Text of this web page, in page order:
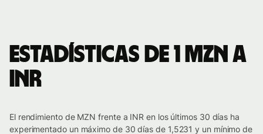
Estadísticas de 1 MZN a
INR
El rendimiento de MZN frente a INR en los últimos 30 días ha
experimentado un máximo de 30 días de 1,5231 y un mínimo de